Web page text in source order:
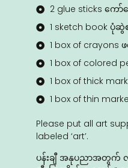
2 glue sticks ကော်
1 sketch book ပုံ
1 box of crayons
1 box of colored
1 box of thick
1 box of thin
Please put all art
labeled ‘art’.
ပန်းချီ အနုပညာအတွက်